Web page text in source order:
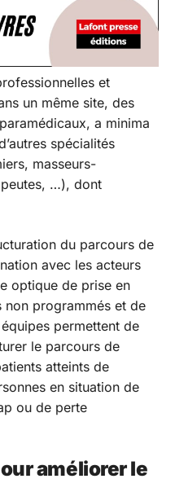
et
un même site, des
a minima
spécialités
masseurs-
…), dont
du parcours de
avec les acteurs
optique de prise en
non programmés et de
permettent de
le parcours de
atteints de
en situation de
ou de perte
améliorer le